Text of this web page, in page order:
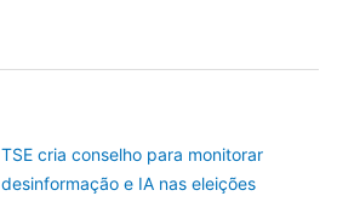
TSE cria conselho para monitorar
desinformação e IA nas eleições